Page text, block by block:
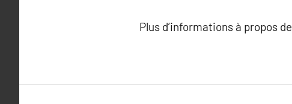
Plus d’informations à propos de